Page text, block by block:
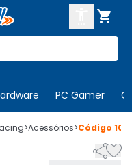

PC Gamer
>Acessórios>Código
